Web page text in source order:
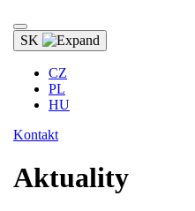
SK
CZ
PL
HU
Kontakt
Aktuality